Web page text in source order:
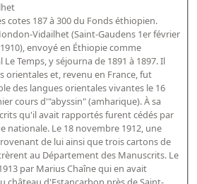
avancée
spéciaux et des principales collections et
collections et provenances
cotes 187 à 300 du Fonds éthiopien.
Vidailhet (Saint-Gaudens 1er février
envoyé en Éthiopie comme
Temps, y séjourna de 1891 à 1897. Il
orientales et, revenu en France, fut
des langues orientales vivantes le 16
cours d'"abyssin" (amharique). À sa
qu'il avait rapportés furent cédés par
nationale. Le 18 novembre 1912, une
de lui ainsi que trois cartons de
au Département des Manuscrits. Le
par Marius Chaîne qui en avait